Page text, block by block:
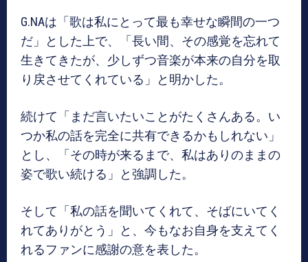
G.NAは「歌は私にとって最も幸せな瞬間の一つ
だ」とした上で、「長い間、その感覚を忘れて
生きてきたが、少しずつ音楽が本来の自分を取
り戻させてくれている」と明かした。
続けて「まだ言いたいことがたくさんある。い
つか私の話を完全に共有できるかもしれない」
とし、「その時が来るまで、私はありのままの
姿で歌い続ける」と強調した。
そして「私の話を聞いてくれて、そばにいてく
れてありがとう」と、今もなお自身を支えてく
れるファンに感謝の意を表した。